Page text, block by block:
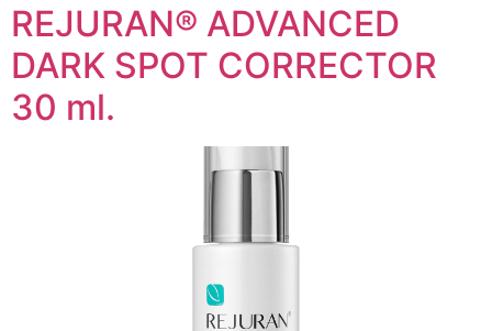
REJURAN® ADVANCED
DARK SPOT CORRECTOR
30 ml.